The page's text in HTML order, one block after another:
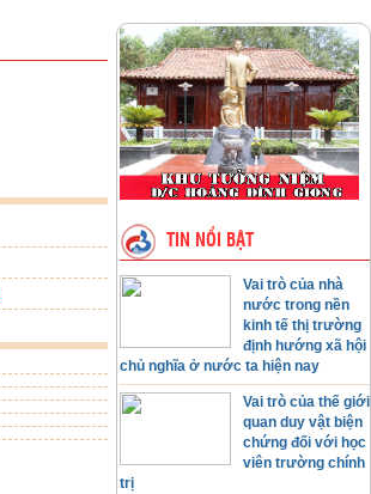
TIN NỔI BẬT
Vai trò của nhà
nước trong nền
kinh tế thị trường
định hướng xã hội
chủ nghĩa ở nước ta hiện nay
Vai trò của thế giới
quan duy vật biện
chứng đối với học
viên trường chính
trị